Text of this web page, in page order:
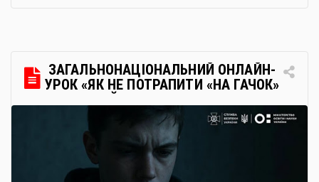
передбачає: Скористатися цією процедурою […]
ЗАГАЛЬНОНАЦІОНАЛЬНИЙ ОНЛАЙН-
УРОК «ЯК НЕ ПОТРАПИТИ «НА ГАЧОК»
РОСІЙСЬКИХ СПЕЦСЛУЖБ